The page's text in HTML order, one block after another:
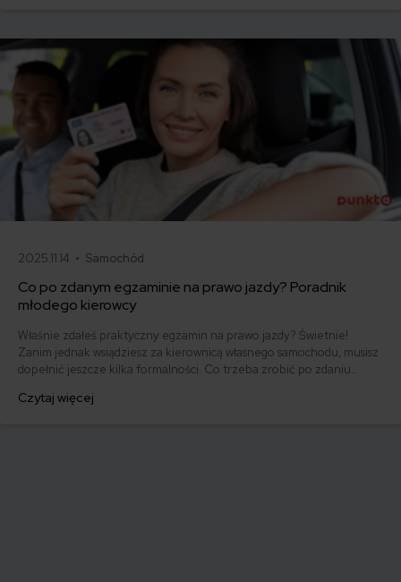
2025.11.14 • Samochód
Co po zdanym egzaminie na prawo jazdy? Poradnik
młodego kierowcy
Właśnie zdałeś praktyczny egzamin na prawo jazdy? Świetnie!
Zanim jednak wsiądziesz za kierownicą własnego samochodu, musisz
dopełnić jeszcze kilka formalności. Co trzeba zrobić po zdaniu
którym szybko załatwisz sprawy urzędowe i będziesz mógł prowadzić
Czytaj więcej